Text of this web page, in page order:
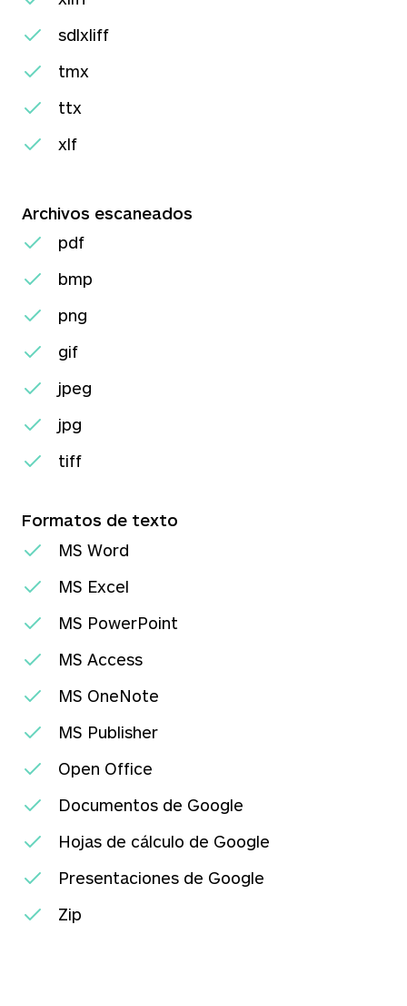
sdlxliff
tmx
ttx
xlf
Archivos escaneados
pdf
bmp
png
gif
jpeg
jpg
tiff
Formatos de texto
MS Word
MS Excel
MS PowerPoint
MS Access
MS OneNote
MS Publisher
Open Office
Documentos de Google
Hojas de cálculo de Google
Presentaciones de Google
Zip